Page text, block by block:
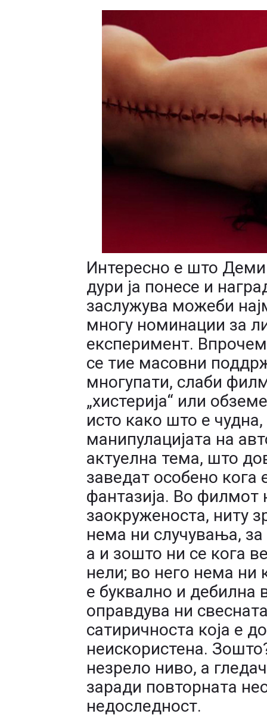
Интересно е што
дури ја понесе и
заслужува можеби
многу номинации за
експеримент.
се тие масовни
многупати, слаби
„хистерија“ или
исто како што е
манипулацијата на
актуелна тема, што
заведат особено кога
фантазија. Во филмот
заокруженоста, ниту
нема ни случувања,
а и зошто ни се кога
нели; во него нема ни
е буквално и дебилна
оправдува ни
сатиричноста која е
неискористена.
незрело ниво, а
заради повторната
недоследност.